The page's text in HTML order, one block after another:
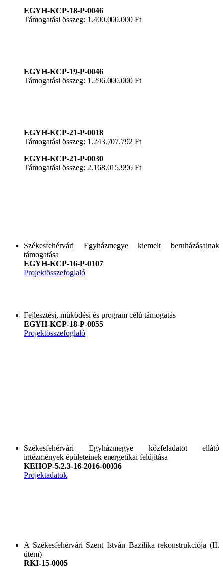
EGYH-KCP-18-P-0046
Támogatási összeg: 1.400.000.000 Ft
EGYH-KCP-19-P-0046
Támogatási összeg: 1.296.000.000 Ft
EGYH-KCP-21-P-0018
Támogatási összeg: 1.243.707.792 Ft
EGYH-KCP-21-P-0030
Támogatási összeg: 2.168.015.996 Ft
Székesfehérvári Egyházmegye kiemelt beruházásainak
támogatása
EGYH-KCP-16-P-0107
Projektösszefoglaló
Fejlesztési, működési és program célú támogatás
EGYH-KCP-18-P-0055
Projektösszefoglaló
Székesfehérvári Egyházmegye közfeladatot ellátó
intézmények épületeinek energetikai felújítása
KEHOP-5.2.3-16-2016-00036
Projektadatok
A Székesfehérvári Szent István Bazilika rekonstrukciója (II.
ütem)
RKI-15-0005